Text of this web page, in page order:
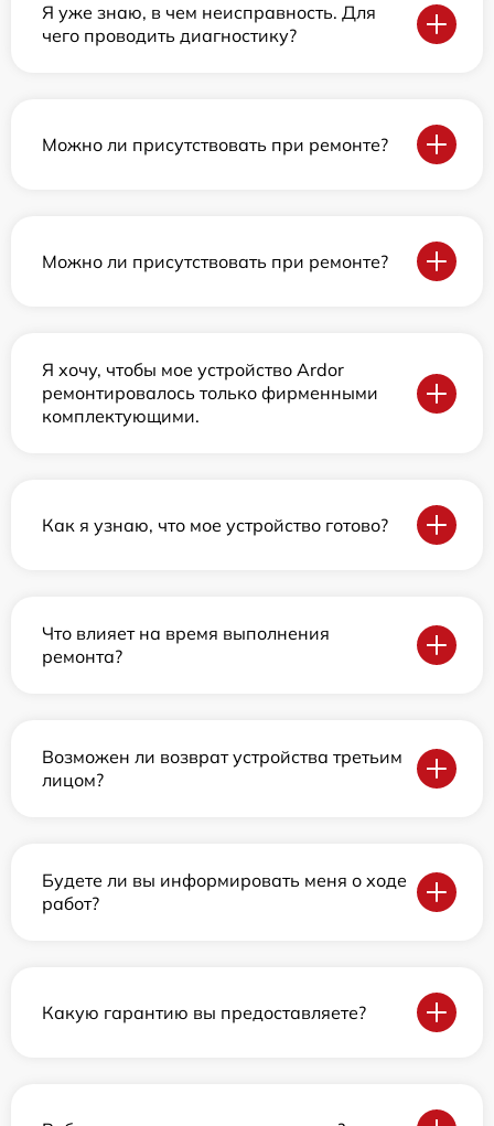
Я уже знаю, в чем неисправность. Для
чего проводить диагностику?
Можно ли присутствовать при ремонте?
Можно ли присутствовать при ремонте?
Я хочу, чтобы мое устройство Ardor
ремонтировалось только фирменными
комплектующими.
Как я узнаю, что мое устройство готово?
Что влияет на время выполнения
ремонта?
Возможен ли возврат устройства третьим
лицом?
Будете ли вы информировать меня о ходе
работ?
Какую гарантию вы предоставляете?